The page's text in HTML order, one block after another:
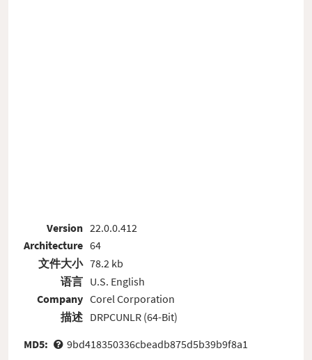
Version
Architecture
文件大小
语言
Company
描述
22.0.0.412
64
78.2 kb
U.S. English
Corel Corporation
DRPCUNLR (64-Bit)
MD5:
9bd418350336cbeadb875d5b39b9f8a1